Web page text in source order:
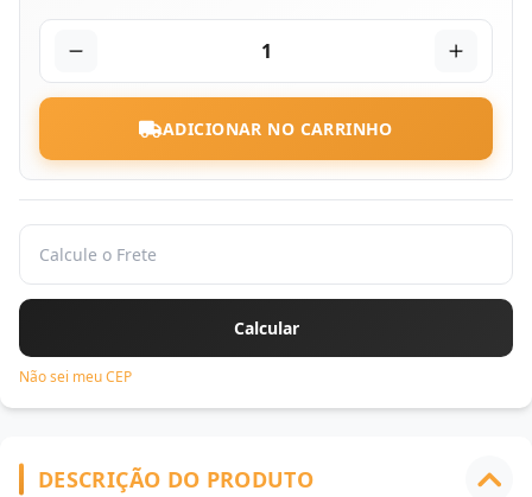
1
ADICIONAR NO CARRINHO
Não sei meu CEP
DESCRIÇÃO DO PRODUTO